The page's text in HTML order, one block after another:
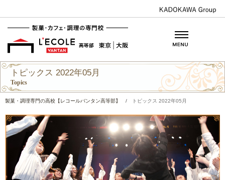
トピックス 2022年05月
Topics
製菓・調理専門の高校【レコールバンタン高等部】 / トピックス 2022年05月